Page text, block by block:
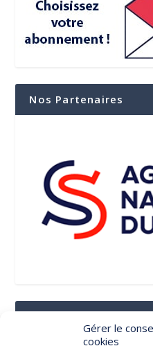
Gérer le
cookies
Nos Partenaires
Suivez-Nous Sur Les